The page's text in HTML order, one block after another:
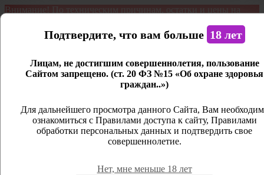
Внимание! По техническим причинам, остатки и цены на
является демонстрационным. Дистанционная продажа не
Открыть сайдбар
Личный кабинет
Закрыть
Подтвердите, что вам больше 18 лет
Лицам, не достигшим совершеннолетия, пользование
Сайтом запрещено. (ст. 20 ФЗ №15 «Об охране здоровья
граждан..»)
Для дальнейшего просмотра данного Сайта, Вам
ознакомиться с Правилами доступа к сайту, Правилами
обработки персональных данных и подтвердить свое
совершеннолетие.
Нет, мне меньше 18 лет